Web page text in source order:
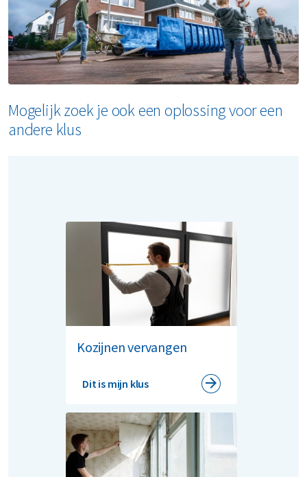
Mogelijk zoek je ook een oplossing voor een
andere klus
Kozijnen vervangen
Dit is mijn klus